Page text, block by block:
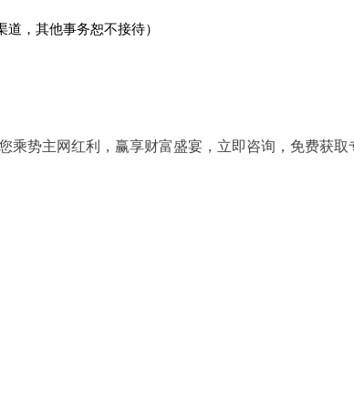
，其他事务恕不接待）
乘势主网红利，赢享财富盛宴，立即咨询，免费获取